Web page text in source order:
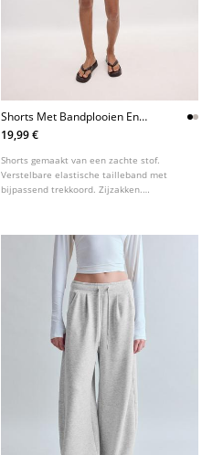
Shorts Met Bandplooien En
Zachte Touch
19,99 €
Shorts gemaakt van een zachte stof.
Verstelbare elastische tailleband met
bijpassend trekkoord. Zijzakken.